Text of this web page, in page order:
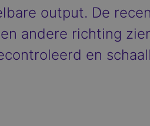
output. De
andere richting
en